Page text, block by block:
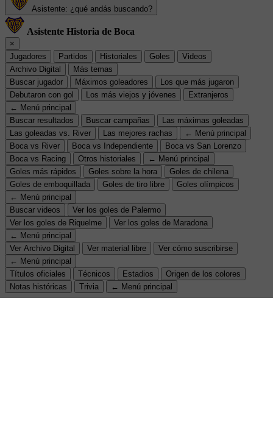
Asistente: ¿qué andás buscando?
Asistente Historia de Boca
×
Jugadores
Partidos Historiales Goles
Videos
Archivo Digital
Más temas
Buscar jugador
Máximos goleadores
Los que más jugaron
Debutaron con gol
Los más viejos y jóvenes
Extranjeros
← Menú principal
Buscar resultados
Buscar campañas
Las máximas goleadas
Las goleadas vs. River
Las mejores rachas
← Menú principal
Boca vs River
Boca vs Independiente
Boca vs San Lorenzo
Boca vs Racing
Otros historiales
← Menú principal
Goles más rápidos
Goles sobre la hora
Goles de chilena
Goles de emboquillada
Goles de tiro libre
Goles olímpicos
← Menú principal
Buscar videos
Ver los goles de Palermo
Ver los goles de Riquelme
Ver los goles de Maradona
← Menú principal
Ver Archivo Digital
Ver material libre
Ver cómo suscribirse
← Menú principal
Títulos oficiales
Técnicos Estadios
Origen de los colores
Notas históricas
Trivia ← Menú principal